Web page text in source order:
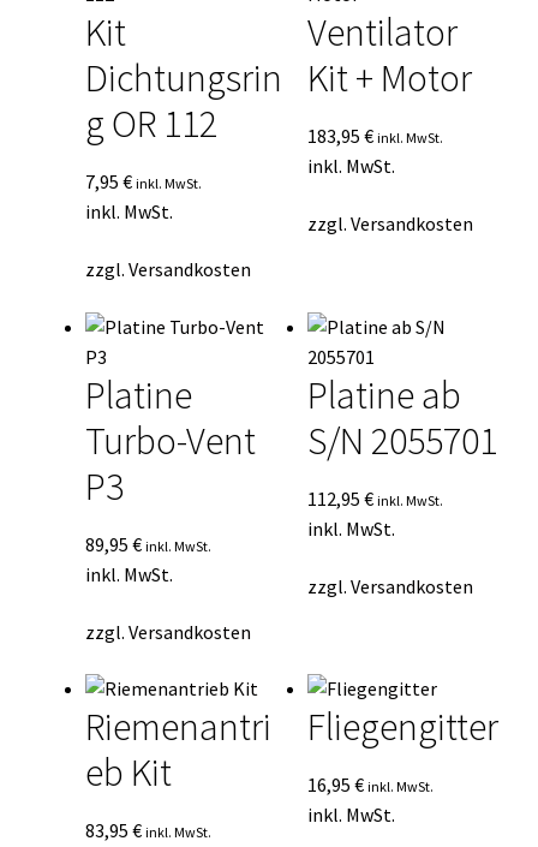
Kit
Dichtungsrin
g OR 112
7,95 € inkl. MwSt.
inkl. MwSt.
zzgl. Versandkosten
Ventilator
Kit + Motor
183,95€ inkl. MwSt.
inkl. MwSt.
zzgl.Versandkosten
Platine
Turbo-Vent
P3
89,95 € inkl. MwSt.
inkl. MwSt.
zzgl. Versandkosten
Platine ab
S/N 2055701
112,95€ inkl. MwSt.
inkl. MwSt.
zzgl.Versandkosten
Riemenantri
eb Kit
83,95 € inkl. MwSt.
Fliegengitter
16,95€ inkl. MwSt.
inkl. MwSt.